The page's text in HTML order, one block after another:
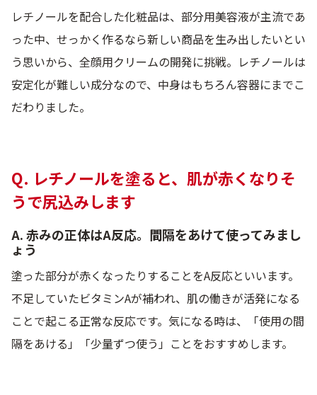
レチノールを配合した化粧品は、部分用美容液が主流であ
った中、せっかく作るなら新しい商品を生み出したいとい
う思いから、全顔用クリームの開発に挑戦。レチノールは
安定化が難しい成分なので、中身はもちろん容器にまでこ
だわりました。
Q. レチノールを塗ると、肌が赤くなりそ
うで尻込みします
A. 赤みの正体はA反応。間隔をあけて使ってみまし
ょう
塗った部分が赤くなったりすることをA反応といいます。
不足していたビタミンAが補われ、肌の働きが活発になる
ことで起こる正常な反応です。気になる時は、「使用の間
隔をあける」「少量ずつ使う」ことをおすすめします。